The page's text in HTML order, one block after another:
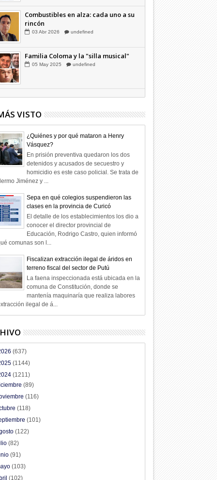
Combustibles en alza: cada uno a su
rincón
Familia Coloma y la "silla musical"
VISTO
¿Quiénes y por qué mataron a Henry
Vásquez?
En prisión preventiva quedaron los dos
detenidos y acusados de secuestro y
homicidio es este caso policial. Se trata de
Jiménez y ...
Sepa en qué colegios suspendieron las
clases en la provincia de Curicó
El detalle de los establecimientos los dio a
conocer el director provincial de
Educación, Rodrigo Castro, quien informó
comunas son l...
Fiscalizan extracción ilegal de áridos en
terreno fiscal del sector de Putú
La faena inspeccionada está ubicada en la
comuna de Constitución, donde se
mantenía maquinaría que realiza labores
ilegal de á...
(637)
(1144)
(1211)
(89)
(116)
(118)
(101)
(122)
(82)
(91)
(103)
(102)